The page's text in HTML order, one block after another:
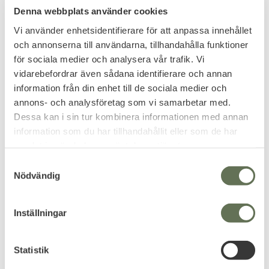
Denna webbplats använder cookies
Vi använder enhetsidentifierare för att anpassa innehållet
och annonserna till användarna, tillhandahålla funktioner
för sociala medier och analysera vår trafik. Vi
vidarebefordrar även sådana identifierare och annan
information från din enhet till de sociala medier och
annons- och analysföretag som vi samarbetar med.
Dessa kan i sin tur kombinera informationen med annan
information som du har tillhandahållit eller som de har
Nödvändig
Inställningar
Statistik
Add to favorites
Colt Python 2,5"
Luftpistol CO2 4,5mm
Svart
1 279KR
Add to favorites
Umarex Colt Single
Action Army 45
Peacemaker Antique
4,5mm Diabolo
Laddas med 4,5mm diaboler.
2 956KR